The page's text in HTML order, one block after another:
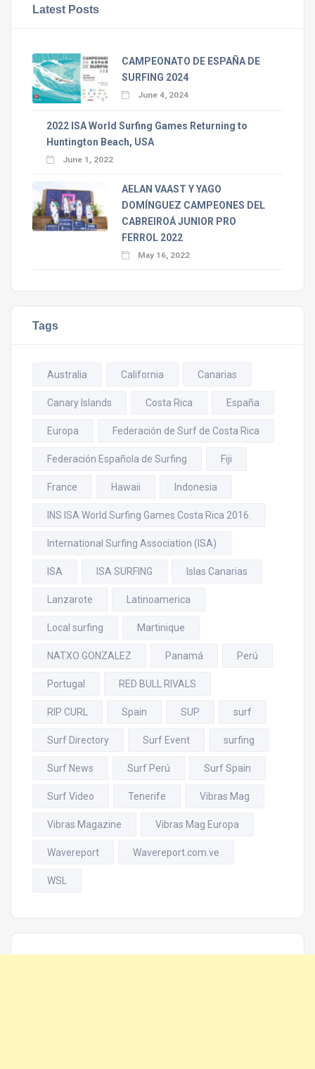
Latest Posts
CAMPEONATO DE ESPAÑA DE
SURFING 2024
June 4, 2024
2022 ISA World Surfing Games Returning to
Huntington Beach, USA
June 1, 2022
AELAN VAAST Y YAGO
DOMÍNGUEZ CAMPEONES DEL
CABREIROÁ JUNIOR PRO
FERROL 2022
May 16, 2022
Tags
Australia California Canarias
Canary Islands Costa Rica España
Europa Federación de Surf de Costa Rica
Federación Española de Surfing Fiji
France Hawaii Indonesia
INS ISA World Surfing Games Costa Rica 2016.
International Surfing Association (ISA)
ISA ISA SURFING Islas Canarias
Lanzarote Latinoamerica
Local surfing Martinique
NATXO GONZALEZ Panamá Perú
Portugal RED BULL RIVALS
RIP CURL Spain SUP surf
Surf Directory Surf Event surfing
Surf News Surf Perú Surf Spain
Surf Video Tenerife Vibras Mag
Vibras Magazine Vibras Mag Europa
Wavereport Wavereport.com.ve
WSL